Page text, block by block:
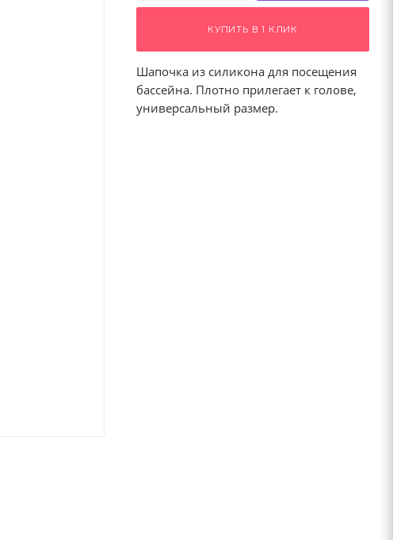
КУПИТЬ В 1 КЛИК
Шапочка из силикона для посещения
бассейна. Плотно прилегает к голове,
универсальный размер.